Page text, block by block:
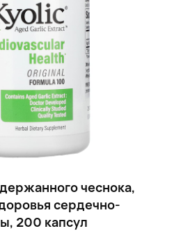
чеснока,
сердечно-
200 капсул